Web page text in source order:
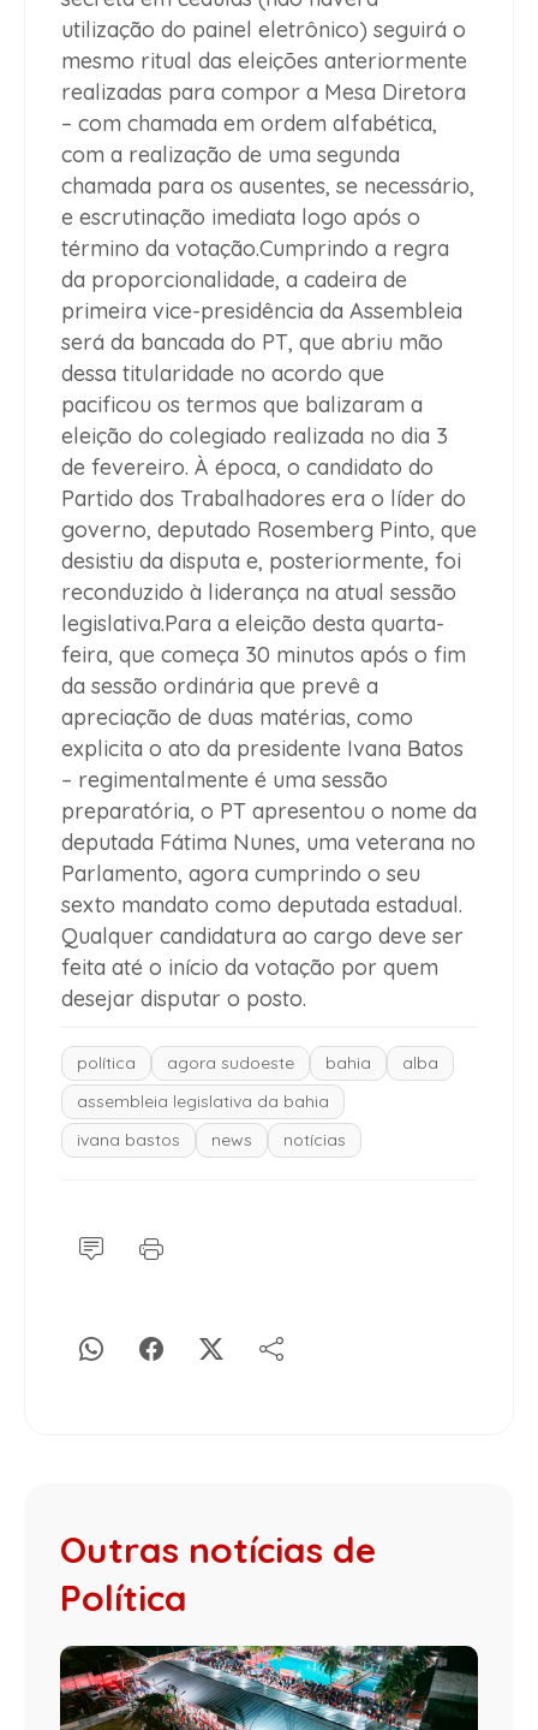
utilização do painel eletrônico) seguirá o
mesmo ritual das eleições anteriormente
realizadas para compor a Mesa Diretora
– com chamada em ordem alfabética,
com a realização de uma segunda
chamada para os ausentes, se necessário,
e escrutinação imediata logo após o
término da votação.Cumprindo a regra
da proporcionalidade, a cadeira de
primeira vice-presidência da Assembleia
será da bancada do PT, que abriu mão
dessa titularidade no acordo que
pacificou os termos que balizaram a
eleição do colegiado realizada no dia 3
de fevereiro. À época, o candidato do
Partido dos Trabalhadores era o líder do
governo, deputado Rosemberg Pinto, que
desistiu da disputa e, posteriormente, foi
reconduzido à liderança na atual sessão
legislativa.Para a eleição desta quarta-
feira, que começa 30 minutos após o fim
da sessão ordinária que prevê a
apreciação de duas matérias, como
explicita o ato da presidente Ivana Batos
– regimentalmente é uma sessão
preparatória, o PT apresentou o nome da
deputada Fátima Nunes, uma veterana no
Parlamento, agora cumprindo o seu
sexto mandato como deputada estadual.
Qualquer candidatura ao cargo deve ser
feita até o início da votação por quem
desejar disputar o posto.
política agora sudoeste bahia
alba
assembleia legislativa da bahia
ivana bastos
news notícias
Outras notícias de
Política